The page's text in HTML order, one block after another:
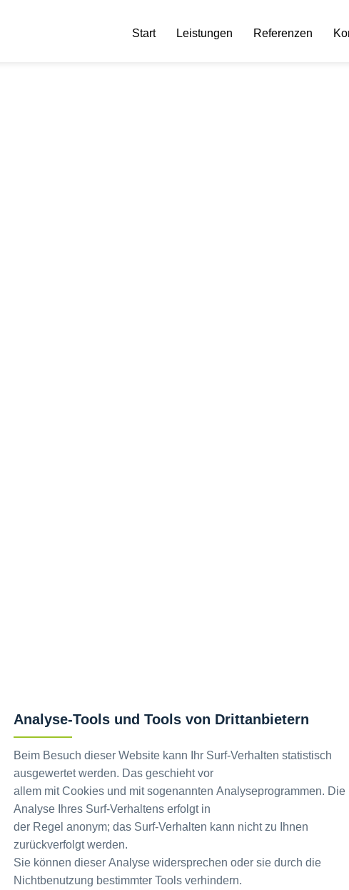
Start Leistungen Referenzen
Analyse-Tools und Tools von Drittanbietern
Beim Besuch dieser Website kann Ihr Surf-Verhalten statistisch
ausgewertet werden. Das geschieht vor
allem mit Cookies und mit sogenannten Analyseprogrammen. Die
Analyse Ihres Surf-Verhaltens erfolgt in
der Regel anonym; das Surf-Verhalten kann nicht zu Ihnen
zurückverfolgt werden.
Sie können dieser Analyse widersprechen oder sie durch die
Nichtbenutzung bestimmter Tools verhindern.